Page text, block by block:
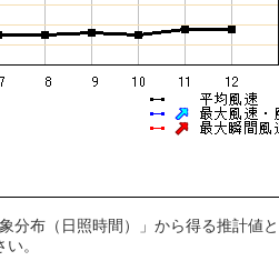
分布（日照時間）」から得る推計値
。